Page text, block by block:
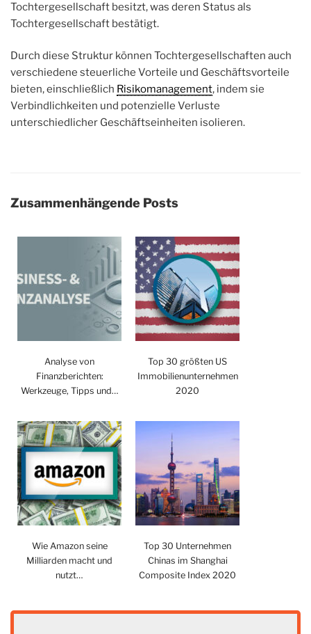
Tochtergesellschaft besitzt, was deren Status als
Tochtergesellschaft bestätigt.
Durch diese Struktur können Tochtergesellschaften auch
verschiedene steuerliche Vorteile und Geschäftsvorteile
bieten, einschließlich Risikomanagement, indem sie
Verbindlichkeiten und potenzielle Verluste
unterschiedlicher Geschäftseinheiten isolieren.
Zusammenhängende Posts
Analyse von
Finanzberichten:
Werkzeuge, Tipps und…
Top 30 größten US
Immobilienunternehmen
2020
Wie Amazon seine
Milliarden macht und
nutzt…
Top 30 Unternehmen
Chinas im Shanghai
Composite Index 2020